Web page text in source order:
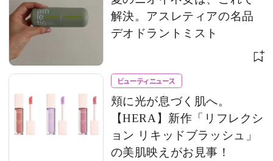
解決。アスレティアの名品
デオドラントミスト
ビューティニュース
頬に光が息づく肌へ。
【HERA】新作「リフレクシ
ョン リキッドブラッシュ」
の美肌映えがお見事！